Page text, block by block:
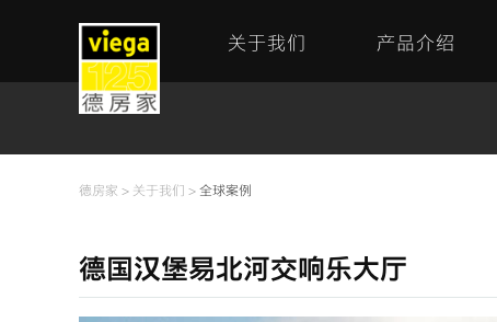
关于我们 产品介绍
德房家 > 关于我们 > 全球案例
德国汉堡易北河交响乐大厅